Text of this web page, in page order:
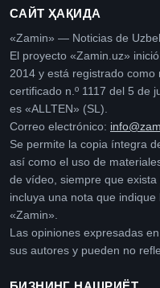
САЙТ ҲАҚИДА
«Zamin» — Noticias de
El proyecto «Zamin.uz»
2014 y está registrado
certificado n.º 1117 del 5 de
es «ALLTEN» (SL).
Correo electrónico:
Se permite la copia íntegra
así como el uso de
de vídeo, siempre que
incluya una nota que
«Zamin».
Las opiniones expresadas
sus autores y pueden no